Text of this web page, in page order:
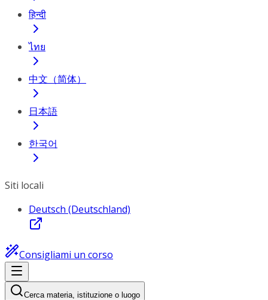
हिन्दी
ไทย
中文（简体）
日本語
한국어
Siti locali
Deutsch (Deutschland)
Consigliami un corso
Cerca materia, istituzione o luogo